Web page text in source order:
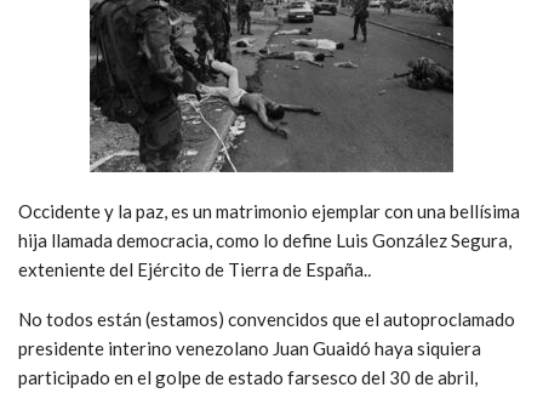
Occidente y la paz, es un matrimonio ejemplar con una bellísima
hija llamada democracia, como lo define Luis González Segura,
exteniente del Ejército de Tierra de España.
No todos están (estamos) convencidos que el autoproclamado
presidente interino venezolano Juan Guaidó haya siquiera
participado en el golpe de estado farsesco del 30 de abril,